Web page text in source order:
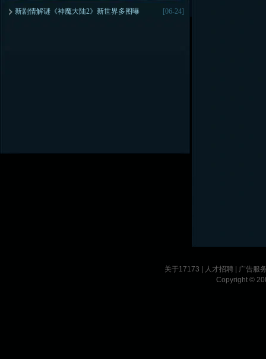
[06-24]
新剧情解谜《神魔大陆2》新世界多图曝
关于17173 人才招聘
广告服
Copyright ©